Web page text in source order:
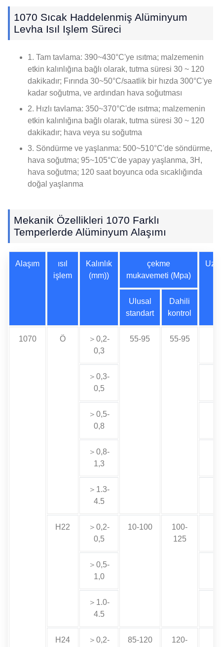
1070 Sıcak Haddelenmiş Alüminyum
Levha Isıl Işlem Süreci
1. Tam tavlama: 390~430°C'ye ısıtma; malzemenin
etkin kalınlığına bağlı olarak, tutma süresi 30 ~ 120
dakikadır; Fırında 30~50°C/saatlik bir hızda 300°C'ye
kadar soğutma, ve ardından hava soğutması
2. Hızlı tavlama: 350~370°C'de ısıtma; malzemenin
etkin kalınlığına bağlı olarak, tutma süresi 30 ~ 120
dakikadır; hava veya su soğutma
3. Söndürme ve yaşlanma: 500~510°C'de söndürme,
hava soğutma; 95~105°C'de yapay yaşlanma, 3H,
hava soğutma; 120 saat boyunca oda sıcaklığında
doğal yaşlanma
Mekanik Özellikleri 1070 Farklı
Temperlerde Alüminyum Alaşımı
Alaşım
ısıl
işlem
Kalınlık
(mm))
çekme
mukavemeti (Mpa)
Ulusal
standart
Dahili
kontrol
1070 Ö
＞0,2-
0,3
55-95 55-95
＞0,3-
0,5
＞0,5-
0,8
＞0,8-
1,3
＞1.3-
4.5
H22
＞0,2-
0,5
10-100
100-
125
＞0,5-
1,0
＞1.0-
4.5
H24
＞0,2-
85-120
120-